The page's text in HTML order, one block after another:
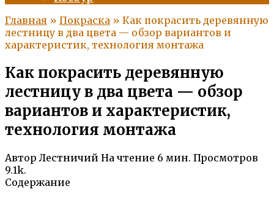
Главная » Покраска » Как покрасить деревянную
лестницу в два цвета — обзор вариантов и
характеристик, технология монтажа
Как покрасить деревянную
лестницу в два цвета — обзор
вариантов и характеристик,
технология монтажа
Автор Лестничий На чтение 6 мин. Просмотров
9.1k.
Содержание